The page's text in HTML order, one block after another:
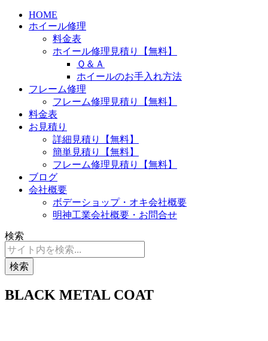
HOME
ホイール修理
料金表
ホイール修理見積り【無料】
Ｑ＆Ａ
ホイールのお手入れ方法
フレーム修理
フレーム修理見積り【無料】
料金表
お見積り
詳細見積り【無料】
簡単見積り【無料】
フレーム修理見積り【無料】
ブログ
会社概要
ボデーショップ・オキ会社概要
明神工業会社概要・お問合せ
検索
検索
BLACK METAL COAT